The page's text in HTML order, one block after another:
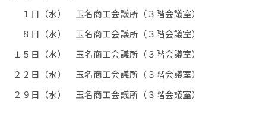
１日（水） 玉名商工会議所（３階会議室）
８日（水） 玉名商工会議所（３階会議室）
１５日（水） 玉名商工会議所（３階会議室）
２２日（水） 玉名商工会議所（３階会議室）
２９日（水） 玉名商工会議所（３階会議室）